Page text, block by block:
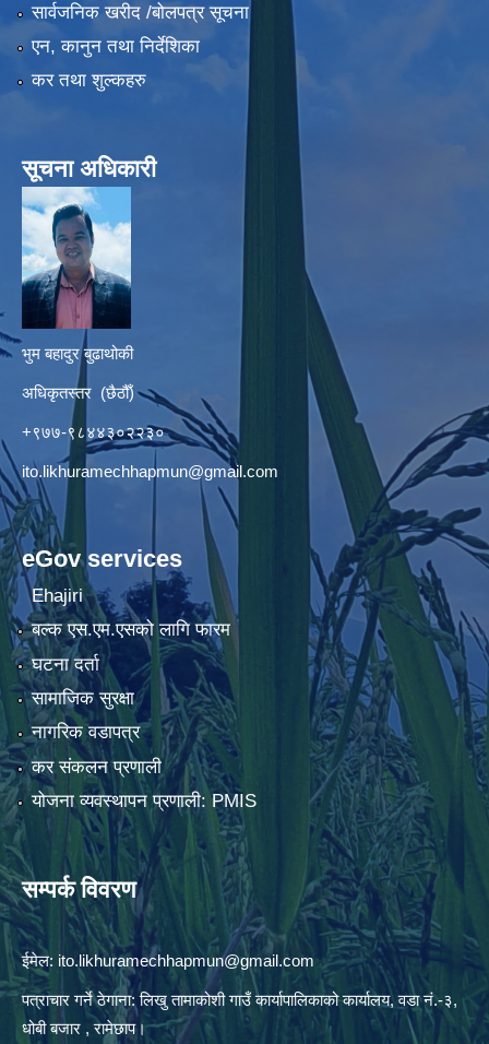
सार्वजनिक खरीद /बोलपत्र सूचना
एन, कानुन तथा निर्देशिका
कर तथा शुल्कहरु
सूचना अधिकारी
भुम बहादुर बुढाथोकी
अधिकृतस्तर (छैठौँ)
+९७७-९८४४३०२२३०
ito.likhuramechhapmun@gmail.com
eGov services
Ehajiri
बल्क एस.एम.एसको लागि फारम
घटना दर्ता
सामाजिक सुरक्षा
नागरिक वडापत्र
कर संकलन प्रणाली
योजना व्यवस्थापन प्रणाली: PMIS
सम्पर्क विवरण
ईमेल: ito.likhuramechhapmun@gmail.com
पत्राचार गर्ने ठेगाना: लिखु तामाकोशी गाउँ कार्यापालिकाको कार्यालय, वडा नं.-३,
धोबी बजार , रामेछाप।